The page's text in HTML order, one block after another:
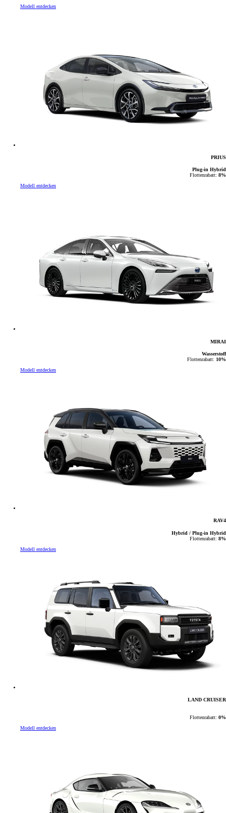
Modell entdecken
PRIUS
Plug-in Hybrid
Flottenrabatt: 8%
Modell entdecken
MIRAI
Wasserstoff
Flottenrabatt: 10%
Modell entdecken
RAV4
Hybrid / Plug-in Hybrid
Flottenrabatt: 8%
Modell entdecken
LAND CRUISER
Flottenrabatt: 0%
Modell entdecken